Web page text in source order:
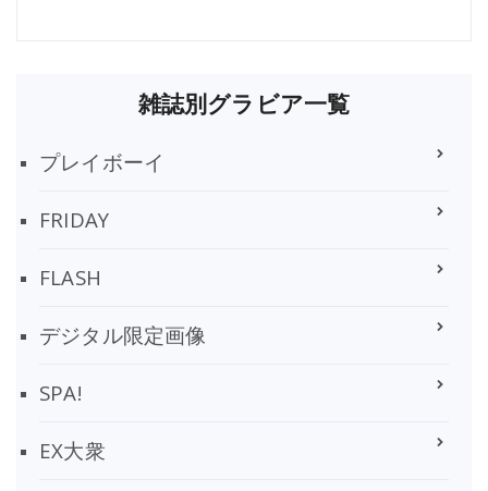
雑誌別グラビア一覧
プレイボーイ
FRIDAY
FLASH
デジタル限定画像
SPA!
EX大衆